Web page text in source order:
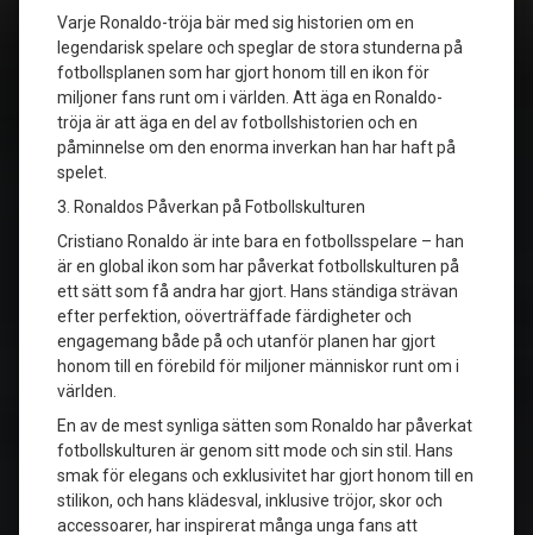
Varje Ronaldo-tröja bär med sig historien om en
legendarisk spelare och speglar de stora stunderna på
fotbollsplanen som har gjort honom till en ikon för
miljoner fans runt om i världen. Att äga en Ronaldo-
tröja är att äga en del av fotbollshistorien och en
påminnelse om den enorma inverkan han har haft på
spelet.
3. Ronaldos Påverkan på Fotbollskulturen
Cristiano Ronaldo är inte bara en fotbollsspelare – han
är en global ikon som har påverkat fotbollskulturen på
ett sätt som få andra har gjort. Hans ständiga strävan
efter perfektion, oöverträffade färdigheter och
engagemang både på och utanför planen har gjort
honom till en förebild för miljoner människor runt om i
världen.
En av de mest synliga sätten som Ronaldo har påverkat
fotbollskulturen är genom sitt mode och sin stil. Hans
smak för elegans och exklusivitet har gjort honom till en
stilikon, och hans klädesval, inklusive tröjor, skor och
accessoarer, har inspirerat många unga fans att